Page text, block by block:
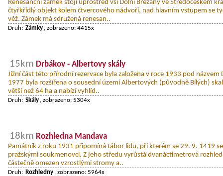
Renesanční zámek stojí uprostřed vsi Dolní Břežany ve Středočeském
čtyřkřídlý objekt kolem čtvercového nádvoří, nad hlavním vstupem se
věž. Zámek má sdružená renesan..
Druh: Zámky , zobrazeno: 4415x
15km Drbákov - Albertovy skály
Jižní část této přírodní rezervace byla založena v roce 1933 pod názvem
1977 byla rozšířena o sousední území Albertových (původně Bílých)
větší než 64 ha a nabízí vyhlíd..
Druh: Skály , zobrazeno: 5304x
18km Rozhledna Mandava
Památník z roku 1931 připomíná tábor lidu, při kterém se 29. 9. 1419
pražskými soukmenovci. Z jeho středu vyrůstá dvanáctimetrová
částečně omezen vzrostlými stromy a..
Druh: Rozhledny , zobrazeno: 5964x